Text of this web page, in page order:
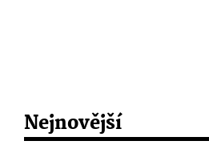
Nejnovější